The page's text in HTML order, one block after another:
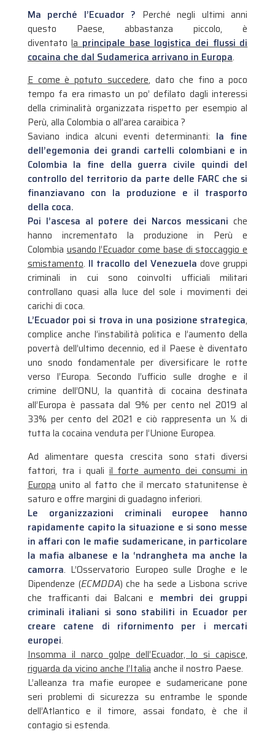
Ma perché l’Ecuador ? Perché negli ultimi anni
questo Paese, abbastanza piccolo, è
diventatolaprincipale base logistica dei flussi di
cocaina che dal Sudamerica arrivano in Europa.
E come è potuto succedere, dato che fino a poco
tempo fa era rimasto un po’ defilato dagli interessi
della criminalità organizzata rispetto per esempio al
Perù, alla Colombia o all’area caraibica ?
Saviano indica alcuni eventi determinanti: la fine
dell’egemonia dei grandi cartelli colombiani e in
Colombia la fine della guerra civile quindi del
controllo del territorio da parte delle FARC che si
finanziavano con la produzione e il trasporto
della coca.
Poi l’ascesa al potere dei Narcos messicani che
hanno incrementato la produzione in Perù e
Colombiausando l’Ecuador come base di stoccaggio e
smistamento. Il tracollo del Venezuela dove gruppi
criminali in cui sono coinvolti ufficiali militari
controllano quasi alla luce del sole i movimenti dei
carichi di coca.
L’Ecuador poi si trova in una posizione strategica,
complice anche l’instabilità politica e l’aumento della
povertà dell’ultimo decennio, ed il Paese è diventato
uno snodo fondamentale per diversificare le rotte
verso l’Europa. Secondo l’ufficio sulle droghe e il
crimine dell’ONU, la quantità di cocaina destinata
all’Europa è passata dal 9% per cento nel 2019 al
33% per cento del 2021 e ciò rappresenta un ¼ di
tutta la cocaina venduta per l’Unione Europea.
Ad alimentare questa crescita sono stati diversi
fattori, tra i qualiil forte aumento dei consumi in
Europaunito al fatto che il mercato statunitense è
saturo e offre margini di guadagno inferiori.
Le organizzazioni criminali europee hanno
rapidamente capito la situazione e si sono messe
in affari con le mafie sudamericane, in particolare
la mafia albanese e la ‘ndrangheta ma anche la
camorra. L’Osservatorio Europeo sulle Droghe e le
Dipendenze (ECMDDA) che ha sede a Lisbona scrive
che trafficanti dai Balcani e membri dei gruppi
criminali italiani si sono stabiliti in Ecuador per
creare catene di rifornimento per i mercati
europei.
Insomma il narco golpe dell’Ecuador, lo si capisce,
riguarda da vicino anche l’Italiaanche il nostro Paese.
L’alleanza tra mafie europee e sudamericane pone
seri problemi di sicurezza su entrambe le sponde
dell’Atlantico e il timore, assai fondato, è che il
contagio si estenda.